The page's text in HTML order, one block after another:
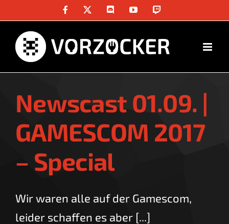
content
Facebook DiscordYouTube
Newscast 01.09. |
GAMESCOM 2017
– Special
Wir waren alle auf der Gamescom,
leider schaffen es aber [...]